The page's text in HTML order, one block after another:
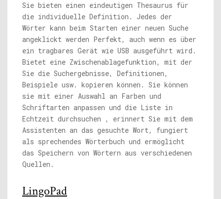
Sie bieten einen eindeutigen Thesaurus für
die individuelle Definition. Jedes der
Wörter kann beim Starten einer neuen Suche
angeklickt werden Perfekt, auch wenn es über
ein tragbares Gerät wie USB ausgeführt wird.
Bietet eine Zwischenablagefunktion, mit der
Sie die Suchergebnisse, Definitionen,
Beispiele usw. kopieren können. Sie können
sie mit einer Auswahl an Farben und
Schriftarten anpassen und die Liste in
Echtzeit durchsuchen , erinnert Sie mit dem
Assistenten an das gesuchte Wort, fungiert
als sprechendes Wörterbuch und ermöglicht
das Speichern von Wörtern aus verschiedenen
Quellen.
LingoPad